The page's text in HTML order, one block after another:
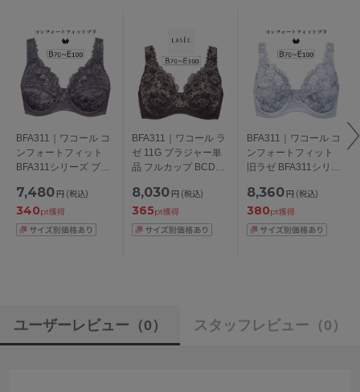
BFA311｜ワコール コ
ンフォートフィット
BFA311シリーズ ブラ
プ BCDEFカップ アン
ダー 70/75/80/85cm
7,480 円 (税込)
340pt獲得
BFA311｜ワコール ラ
ゼ 11G ブラジャー単
品 フルカップ BCDEF
70/75/80/85/90/95/10
0cm
8,030 円 (税込)
365pt獲得
BFA311｜ワコール コ
ンフォートフィット
旧ラゼ BFA311シリー
ルカップ BCDEFカッ
プ アンダー
70/75/80/85/90/95/10
0cm
8,360 円 (税込)
380pt獲得
ユーザーレビュー （0） スタッフレビュー （0）